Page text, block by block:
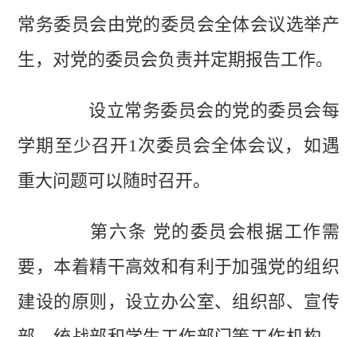
常务委员会由党的委员会全体会议选举产
生，对党的委员会负责并定期报告工作。
设立常务委员会的党的委员会每
学期至少召开1次委员会全体会议，如遇
重大问题可以随时召开。
第六条 党的委员会根据工作需
要，本着精干高效和有利于加强党的组织
建设的原则，设立办公室、组织部、宣传